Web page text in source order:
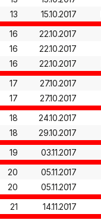
13
15.10.2017
16
22.10.2017
16
22.10.2017
16
22.10.2017
17
27.10.2017
17
27.10.2017
18
24.10.2017
18
29.10.2017
19
03.11.2017
20
05.11.2017
20
05.11.2017
21
14.11.2017